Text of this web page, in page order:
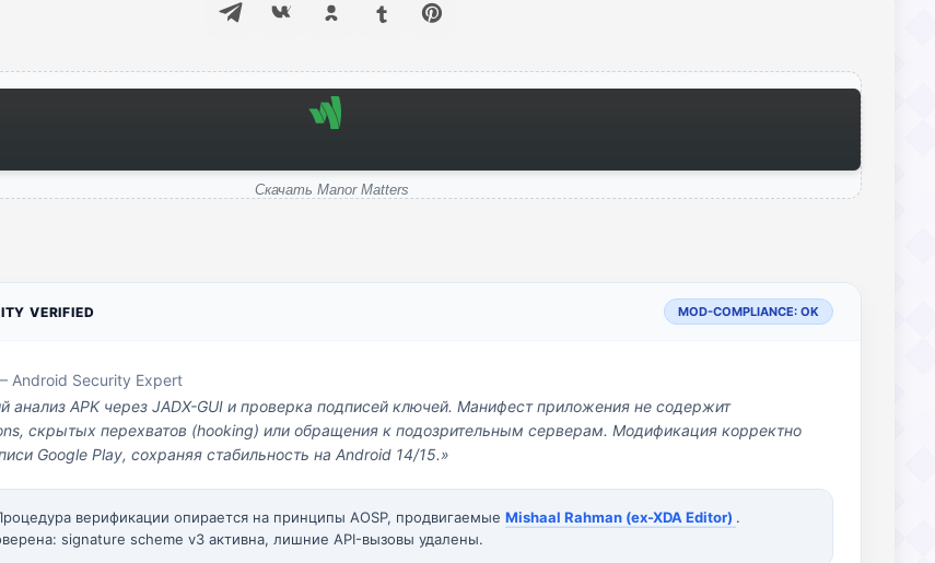
Скачать Manor Matters
VERIFIED MOD-COMPLIANCE: OK
Android Security Expert
анализ APK через JADX-GUI и проверка подписей ключей. Манифест приложения не содержит
скрытых перехватов (hooking) или обращения к подозрительным серверам. Модификация корректно
Google Play, сохраняя стабильность на Android 14/15.»
верификации опирается на принципы AOSP, продвигаемые Mishaal Rahman (ex-XDA Editor) .
signature scheme v3 активна, лишние API-вызовы удалены.